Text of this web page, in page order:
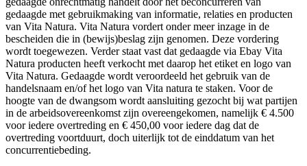
gedaagde met gebruikmaking van informatie, relaties en producten
van Vita Natura. Vita Natura vordert onder meer inzage in de
bescheiden die in (bewijs)beslag zijn genomen. Deze vordering
wordt toegewezen. Verder staat vast dat gedaagde via Ebay Vita
Natura producten heeft verkocht met daarop het etiket en logo van
Vita Natura. Gedaagde wordt veroordeeld het gebruik van de
handelsnaam en/of het logo van Vita natura te staken. Voor de
hoogte van de dwangsom wordt aansluiting gezocht bij wat partijen
in de arbeidsovereenkomst zijn overeengekomen, namelijk € 4.500
voor iedere overtreding en € 450,00 voor iedere dag dat de
overtreding voortduurt, doch uiterlijk tot de einddatum van het
concurrentiebeding.